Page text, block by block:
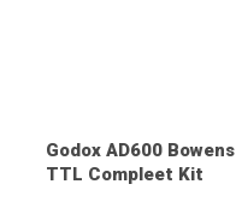
Godox AD600 Bowens
TTL Compleet Kit